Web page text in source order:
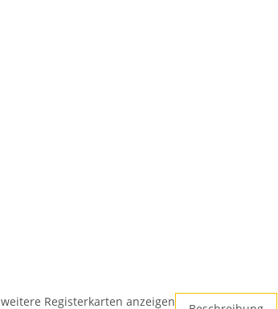
weitere Registerkarten anzeigen